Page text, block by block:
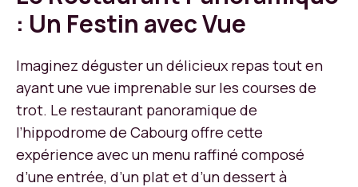
: Un Festin avec Vue
Imaginez déguster un délicieux repas tout en
ayant une vue imprenable sur les courses de
trot. Le restaurant panoramique de
l’hippodrome de Cabourg offre cette
expérience avec un menu raffiné composé
d’une entrée, d’un plat et d’un dessert à